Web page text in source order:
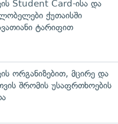
Student Card-ისა და
ქუთაისში
ტარიფით
ორგანიზებით, მცირე და
შრომის უსაფრთხოების